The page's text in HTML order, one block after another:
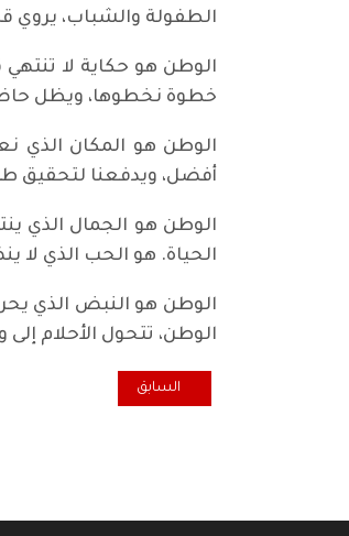
الطفولة والشباب، يروي
الوطن هو حكاية لا
خطوة نخطوها، ويظل
الوطن هو المكان الذي
أفضل، ويدفعنا لتحقيق
الوطن هو الجمال الذي
الحياة. هو الحب الذي لا
الوطن هو النبض الذي
الوطن، تتحول الأحلام إلى
المقال السابق: المالكي :
السابق